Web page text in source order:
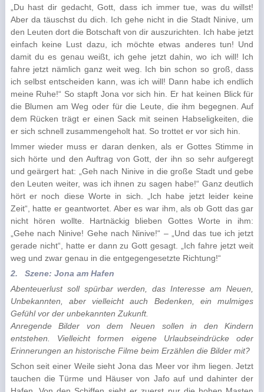
„Du hast dir gedacht, Gott, dass ich immer tue, was du willst!
Aber da täuschst du dich. Ich gehe nicht in die Stadt Ninive, um
den Leuten dort die Botschaft von dir auszurichten. Ich habe jetzt
einfach keine Lust dazu, ich möchte etwas anderes tun! Und
damit du es genau weißt, ich gehe jetzt dahin, wo ich will! Ich
fahre jetzt nämlich ganz weit weg. Ich bin schon so groß, dass
ich selbst entscheiden kann, was ich will! Dann habe ich endlich
meine Ruhe!“ So stapft Jona vor sich hin. Er hat keinen Blick für
die Blumen am Weg oder für die Leute, die ihm begegnen. Auf
dem Rücken trägt er einen Sack mit seinen Habseligkeiten, die
er sich schnell zusammengeholt hat. So trottet er vor sich hin.
Immer wieder muss er daran denken, als er Gottes Stimme in
sich hörte und den Auftrag von Gott, der ihn so sehr aufgeregt
und geärgert hat: „Geh nach Ninive in die große Stadt und gebe
den Leuten weiter, was ich ihnen zu sagen habe!“ Ganz deutlich
hört er noch diese Worte in sich. „Ich habe jetzt leider keine
Zeit“, hatte er geant­wortet. Aber es war ihm, als ob Gott das gar
nicht hören wollte. Hartnäckig blieben Gottes Worte in ihm:
„Gehe nach Ninive! Gehe nach Ninive!“ – „Und das tue ich jetzt
gerade nicht“, hatte er dann zu Gott gesagt. „Ich fahre jetzt weit
weg und zwar genau in die entgegengesetzte Richtung!“
2.
Szene: Jona am Hafen
Abenteuerlust soll spürbar werden, das Interesse am Neuen,
Unbekannten, aber vielleicht auch Bedenken, ein mulmiges
Gefühl vor der unbekannten Zukunft.
Anregende Bilder von dem Neuen sollen in den Kindern
entstehen. Vielleicht formen eigene Urlaubseindrücke oder
Erinnerungen an historische Filme beim Erzählen die Bilder mit?
Schon seit einer Weile sieht Jona das Meer vor ihm liegen. Jetzt
tauchen die Türme und Häuser von Jafo auf und dahinter der